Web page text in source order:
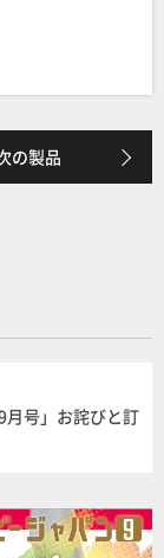
の製品
月号」お詫びと訂